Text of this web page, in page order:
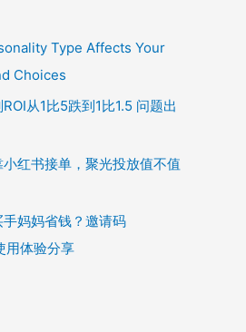
Type Affects Your
Choices
从1比5跌到1比1.5 问题出
红书接单，聚光投放值不值
妈妈省钱？邀请码
用体验分享